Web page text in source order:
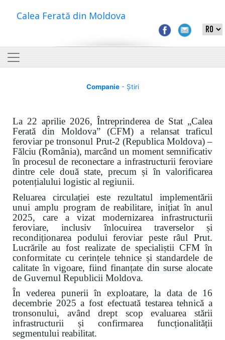
Calea Ferată din Moldova
Companie- Știri
La 22 aprilie 2026, Întreprinderea de Stat „Calea
Ferată din Moldova” (CFM) a relansat traficul
feroviar pe tronsonul Prut-2 (Republica Moldova) –
Fălciu (România), marcând un moment semnificativ
în procesul de reconectare a infrastructurii feroviare
dintre cele două state, precum și în valorificarea
potențialului logistic al regiunii.
Reluarea circulației este rezultatul implementării
unui amplu program de reabilitare, inițiat în anul
2025, care a vizat modernizarea infrastructurii
feroviare, inclusiv înlocuirea traverselor și
recondiționarea podului feroviar peste râul Prut.
Lucrările au fost realizate de specialiștii CFM în
conformitate cu cerințele tehnice și standardele de
calitate în vigoare, fiind finanțate din surse alocate
de Guvernul Republicii Moldova.
În vederea punerii în exploatare, la data de 16
decembrie 2025 a fost efectuată testarea tehnică a
tronsonului, având drept scop evaluarea stării
infrastructurii și confirmarea funcționalității
segmentului reabilitat.